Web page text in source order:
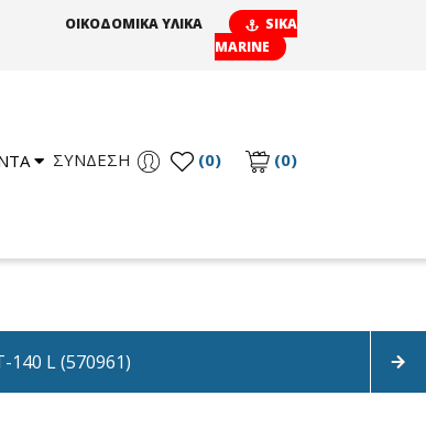
ΟΙΚΟΔΟΜΙΚΑ ΥΛΙΚΑ
SIKA
MARINE
ΣΎΝΔΕΣΗ (0) (0)
140 L (570961)